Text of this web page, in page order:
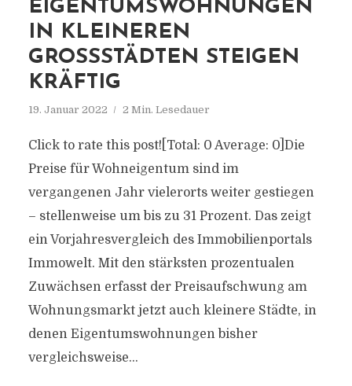
EIGENTUMSWOHNUNGEN
IN KLEINEREN
GROSSSTÄDTEN STEIGEN K
RÄFTIG
19. Januar 2022 2 Min. Lesedauer
Click to rate this post![Total: 0 Average: 0]Die
Preise für Wohneigentum sind im
vergangenen Jahr vielerorts weiter gestiegen
– stellenweise um bis zu 31 Prozent. Das zeigt
ein Vorjahresvergleich des Immobilienportals
Immowelt. Mit den stärksten prozentualen
Zuwächsen erfasst der Preisaufschwung am
Wohnungsmarkt jetzt auch kleinere Städte, in
denen Eigentumswohnungen bisher
vergleichsweise...